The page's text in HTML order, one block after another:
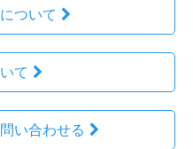
ついて
て
い合わせる